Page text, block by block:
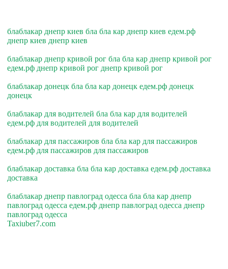
блаблакар днепр киев бла бла кар днепр киев едем.рф
днепр киев днепр киев
блаблакар днепр кривой рог бла бла кар днепр кривой рог
едем.рф днепр кривой рог днепр кривой рог
блаблакар донецк бла бла кар донецк едем.рф донецк
донецк
блаблакар для водителей бла бла кар для водителей
едем.рф для водителей для водителей
блаблакар для пассажиров бла бла кар для пассажиров
едем.рф для пассажиров для пассажиров
блаблакар доставка бла бла кар доставка едем.рф доставка
доставка
блаблакар днепр павлоград одесса бла бла кар днепр
павлоград одесса едем.рф днепр павлоград одесса днепр
павлоград одесса
Taxiuber7.com